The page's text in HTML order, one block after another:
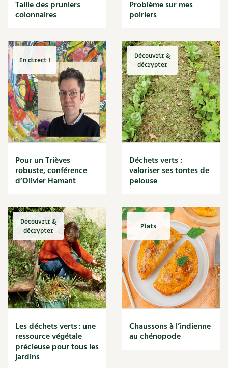
Cuisine saine
Décoration
DIY
Eau
Énergie
Enfants
Expérimentation
Fleur
Jardin bio
Légumes
Légumineuse
Maïs doux
Maison saine
Mare
Marie Chioca
Marmite
Massage
Matériaux
Maux
Méditerranéen
Menace
Mésange
Microflore
Migraine
Mode de culture
Montagne
Taille des pruniers
colonnaires
Problème sur mes
poiriers
En direct !
Pour un Trièves
robuste, conférence
d’Olivier Hamant
Découvrir &
décrypter
Déchets verts :
valoriser ses tontes de
pelouse
Découvrir &
décrypter
Les déchets verts : une
ressource végétale
précieuse pour tous les
jardins
Plats
Chaussons à l’indienne
au chénopode